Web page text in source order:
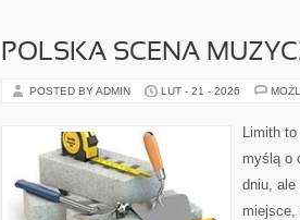
POLSKA SCENA
POSTED BY ADMIN LUT - 21 - 2026
Limith
myślą o
dniu,
miejsce,